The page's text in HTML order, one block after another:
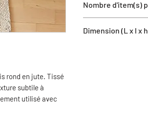
rond en jute. Tissé
subtile à
utilisé avec
Nombre d'item(s)
Dimension (L x l x